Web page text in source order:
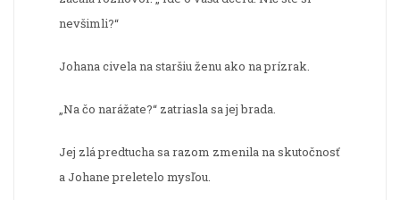
nevšimli?“
Johana civela na staršiu ženu ako na prízrak.
„Na čo narážate?“ zatriasla sa jej brada.
Jej zlá predtucha sa razom zmenila na skutočnosť
a Johane preletelo mysľou.